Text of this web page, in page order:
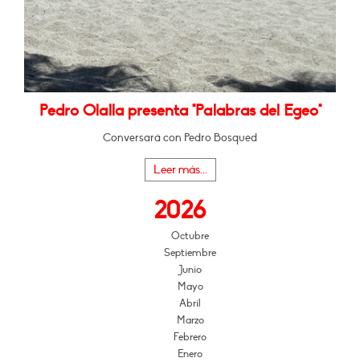
Pedro Olalla presenta "Palabras del Egeo"
Conversará con Pedro Bosqued
Leer más...
2026
Octubre
Septiembre
Junio
Mayo
Abril
Marzo
Febrero
Enero